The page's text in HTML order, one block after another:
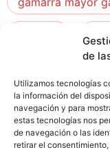
de
Utilizamos tecnologías
la información del
navegación y para
estas tecnologías nos
de navegación o las
retirar el